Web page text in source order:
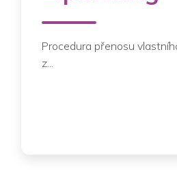
Procedura přenosu
z...